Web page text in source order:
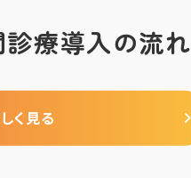
診療導入の流れ
く見る